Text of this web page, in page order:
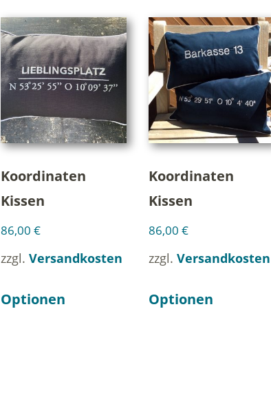
Koordinaten
Kissen
86,00 €
zzgl. Versandkosten
Optionen
Koordinaten
Kissen
86,00 €
zzgl. Versandkosten
Optionen